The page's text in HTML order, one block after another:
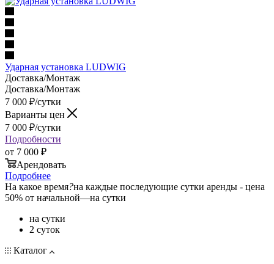
Ударная установка LUDWIG
Доставка/Монтаж
Доставка/Монтаж
7 000 ₽/сутки
Варианты цен
7 000 ₽/сутки
Подробности
от 7 000 ₽
Арендовать
Подробнее
На какое время?на каждые последующие сутки аренды - цена
50% от начальной—на сутки
на сутки
2 суток
Каталог